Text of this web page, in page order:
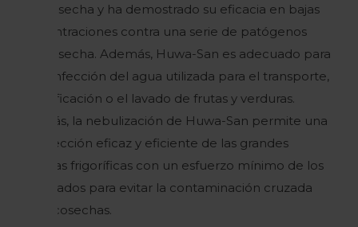
postcosecha y ha demostrado su eficacia en bajas
concentraciones contra una serie de patógenos
postcosecha. Además, Huwa-San es adecuado para
la desinfección del agua utilizada para el transporte,
la clasificación o el lavado de frutas y verduras.
Además, la nebulización de Huwa-San permite una
desinfección eficaz y eficiente de las grandes
cámaras frigoríficas con un esfuerzo mínimo de los
empleados para evitar la contaminación cruzada
entre cosechas.